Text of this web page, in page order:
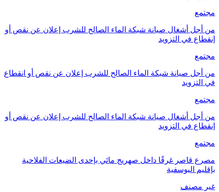
مجتمع
من أجل أشغال صيانة شبكة الماء الصالح للشرب إعلان عن نقص أو
إنقطاع في التزويد
مجتمع
من أجل صيانة شبكة الماء الصالح للشرب إعلان عن نقص أو انقطاع
في التزويد
مجتمع
من أجل أشغال صيانة شبكة الماء الصالح للشرب إعلان عن نقص أو
إنقطاع في التزويد
مجتمع
مصرع قاصر غرقًا داخل صهريج مائي بإحدى الضيعات الفلاحية
بإقليم اليوسفية
غير مصنف